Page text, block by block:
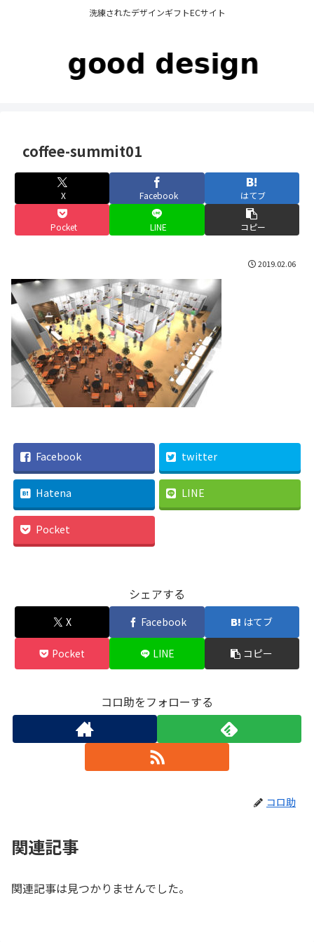
洗練されたデザインギフトECサイト
coffee-summit01
X Facebook はてブ
Pocket LINE コピー
2019.02.06
Facebook twitter
Hatena LINE
Pocket
シェアする
X Facebook はてブ
Pocket LINE コピー
コロ助をフォローする
コロ助
関連記事
関連記事は見つかりませんでした。